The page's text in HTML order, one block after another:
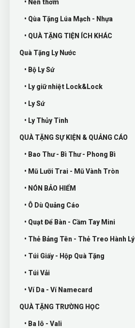
• Nến thơm
• Qùa Tặng Lúa Mạch - Nhựa
• QUÀ TẶNG TIỆN ÍCH KHÁC
Quà Tặng Ly Nước
• Bộ Ly Sứ
• Ly giữ nhiệt Lock&Lock
• Ly Sứ
• Ly Thủy Tinh
QUÀ TẶNG SỰ KIỆN & QUẢNG CÁO
• Bao Thư - Bì Thư - Phong Bì
• Mũ Lưỡi Trai - Mũ Vành Tròn
• NÓN BẢO HIỂM
• Ô Dù Quảng Cáo
• Quạt Để Bàn - Cầm Tay Mini
• Thẻ Bảng Tên - Thẻ Treo Hành Lý
• Túi Giấy - Hộp Quà Tặng
• Túi Vải
• Ví Da - Ví Namecard
QUÀ TẶNG TRƯỜNG HỌC
• Ba lô - Vali